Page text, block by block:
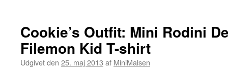
Cookie’s Outfit: Mini Rodini
Filemon Kid T-shirt
Udgivet den 25. maj 2013 af MiniMalsen